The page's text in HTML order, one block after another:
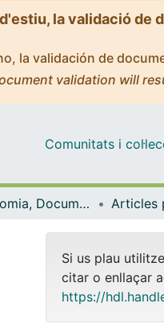
la validació de
la validación de
validation will
Comunitats i
Biblioteconomia, Documentació i Comunicació Audiovisual
Si us plau
citar o enllaçar
https://